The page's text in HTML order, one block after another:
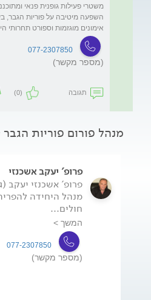
משטרי פעילות גופנית פנאי
השפעה מיטיבה על פוריות הגבר,
אימונים מוגזמות וספורט תחרותי
077-2307850
(מספר מקשר)
תגובה (0)
מנהל פורום פוריות
פרופ' יעקב אשכנזי
פרופ' אשכנזי יעקב
מנהל היחידה
חולים...
המשך >
077-2307850
(מספר מקשר)